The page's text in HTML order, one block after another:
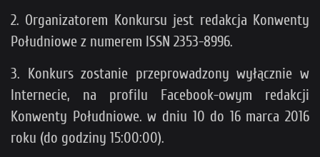
2. Organizatorem Konkursu jest redakcja Konwenty
Południowe z numerem ISSN 2353-8996.
3. Konkurs zostanie przeprowadzony wyłącznie w
Internecie, na profilu Facebook-owym redakcji
Konwenty Południowe. w dniu 10 do 16 marca 2016
roku (do godziny 15:00:00).